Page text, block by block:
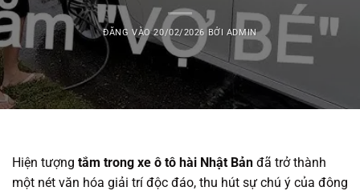
ĐĂNG VÀO20/02/2026 BỞI ADMIN
Hiện tượng tắm trong xe ô tô hài Nhật Bản đã trở thành
một nét văn hóa giải trí độc đáo, thu hút sự chú ý của đông